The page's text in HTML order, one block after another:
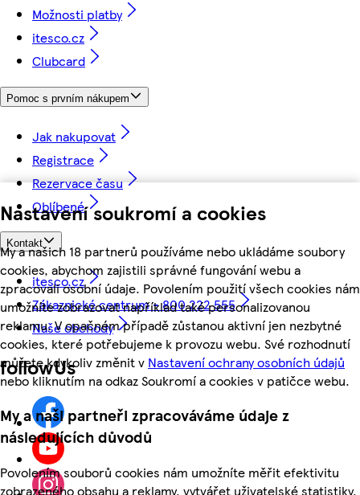
Nastavení soukromí a cookies
My a našich 18 partnerů používáme nebo ukládáme soubory
cookies, abychom zajistili správné fungování webu a
zpracovali osobní údaje. Povolením použití všech cookies nám
umožníte zobrazovat například také personalizovanou
reklamu. V opačném případě zůstanou aktivní jen nezbytné
cookies, které potřebujeme k provozu webu. Své rozhodnutí
můžete kdykoliv změnit v Nastavení ochrany osobních údajů
nebo kliknutím na odkaz Soukromí a cookies v patičce webu.
My a naši partneři zpracováváme údaje z
následujících důvodů
Povolením souborů cookies nám umožníte měřit efektivitu
zobrazeného obsahu a reklamy, vytvářet uživatelské statistiky,
Možnosti platby
itesco.cz
Clubcard
Pomoc s prvním nákupem
Jak nakupovat
Registrace
Rezervace času
Oblíbené
Kontakt
itesco.cz
Zákaznické centrum - 800 222 555
Naše obchody
followUs